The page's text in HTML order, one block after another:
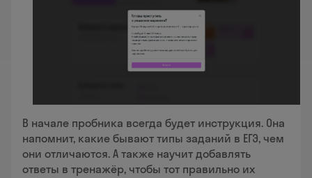
В начале пробника всегда будет инструкция. Она
напомнит, какие бывают типы заданий в ЕГЭ, чем
они отличаются. А также научит добавлять
ответы в тренажёр, чтобы тот правильно их